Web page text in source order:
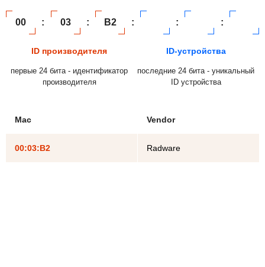
00 : 03 : B2 : : :
ID производителя
первые 24 бита - идентификатор
производителя
ID-устройства
последние 24 бита - уникальный
ID устройства
Mac Vendor
00:03:B2 Radware